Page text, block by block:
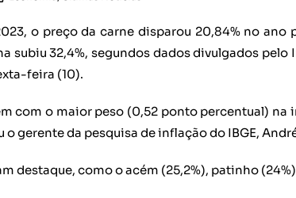
o preço da carne disparou 20,84% no ano
subiu 32,4%, segundos dados divulgados
feira (10).
com o maior peso (0,52 ponto percentual) na
o gerente da pesquisa de inflação do IBGE,
destaque, como o acém (25,2%), patinho